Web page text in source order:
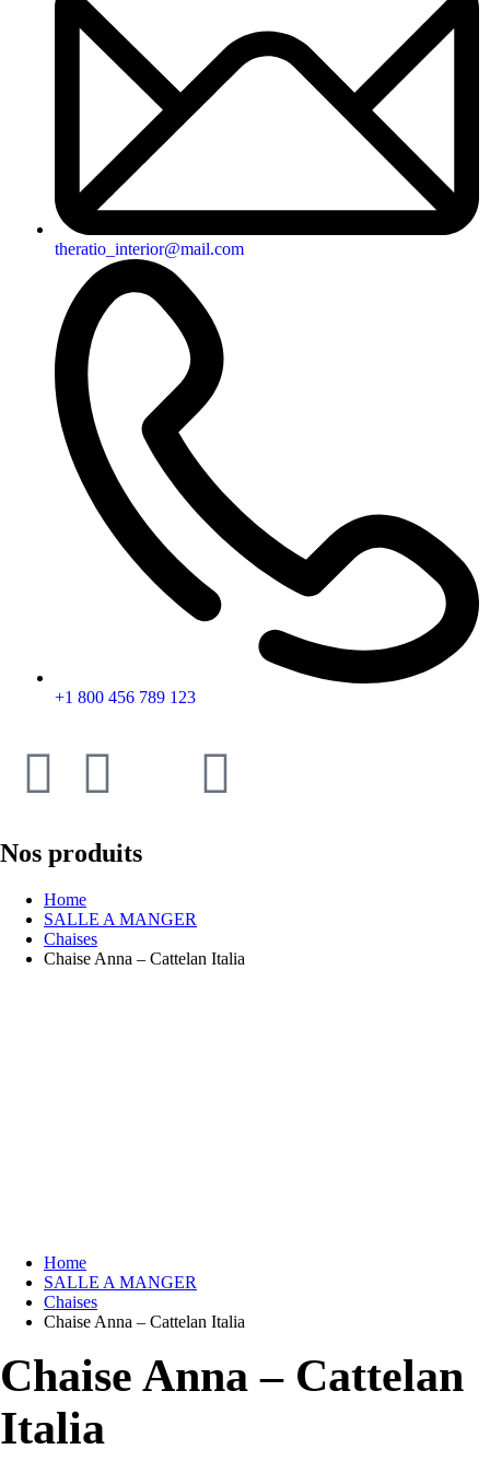
theratio_interior@mail.com
+1 800 456 789 123
Nos produits
Home
SALLE A MANGER
Chaises
Chaise Anna – Cattelan Italia
Home
SALLE A MANGER
Chaises
Chaise Anna – Cattelan Italia
Chaise Anna – Cattelan
Italia